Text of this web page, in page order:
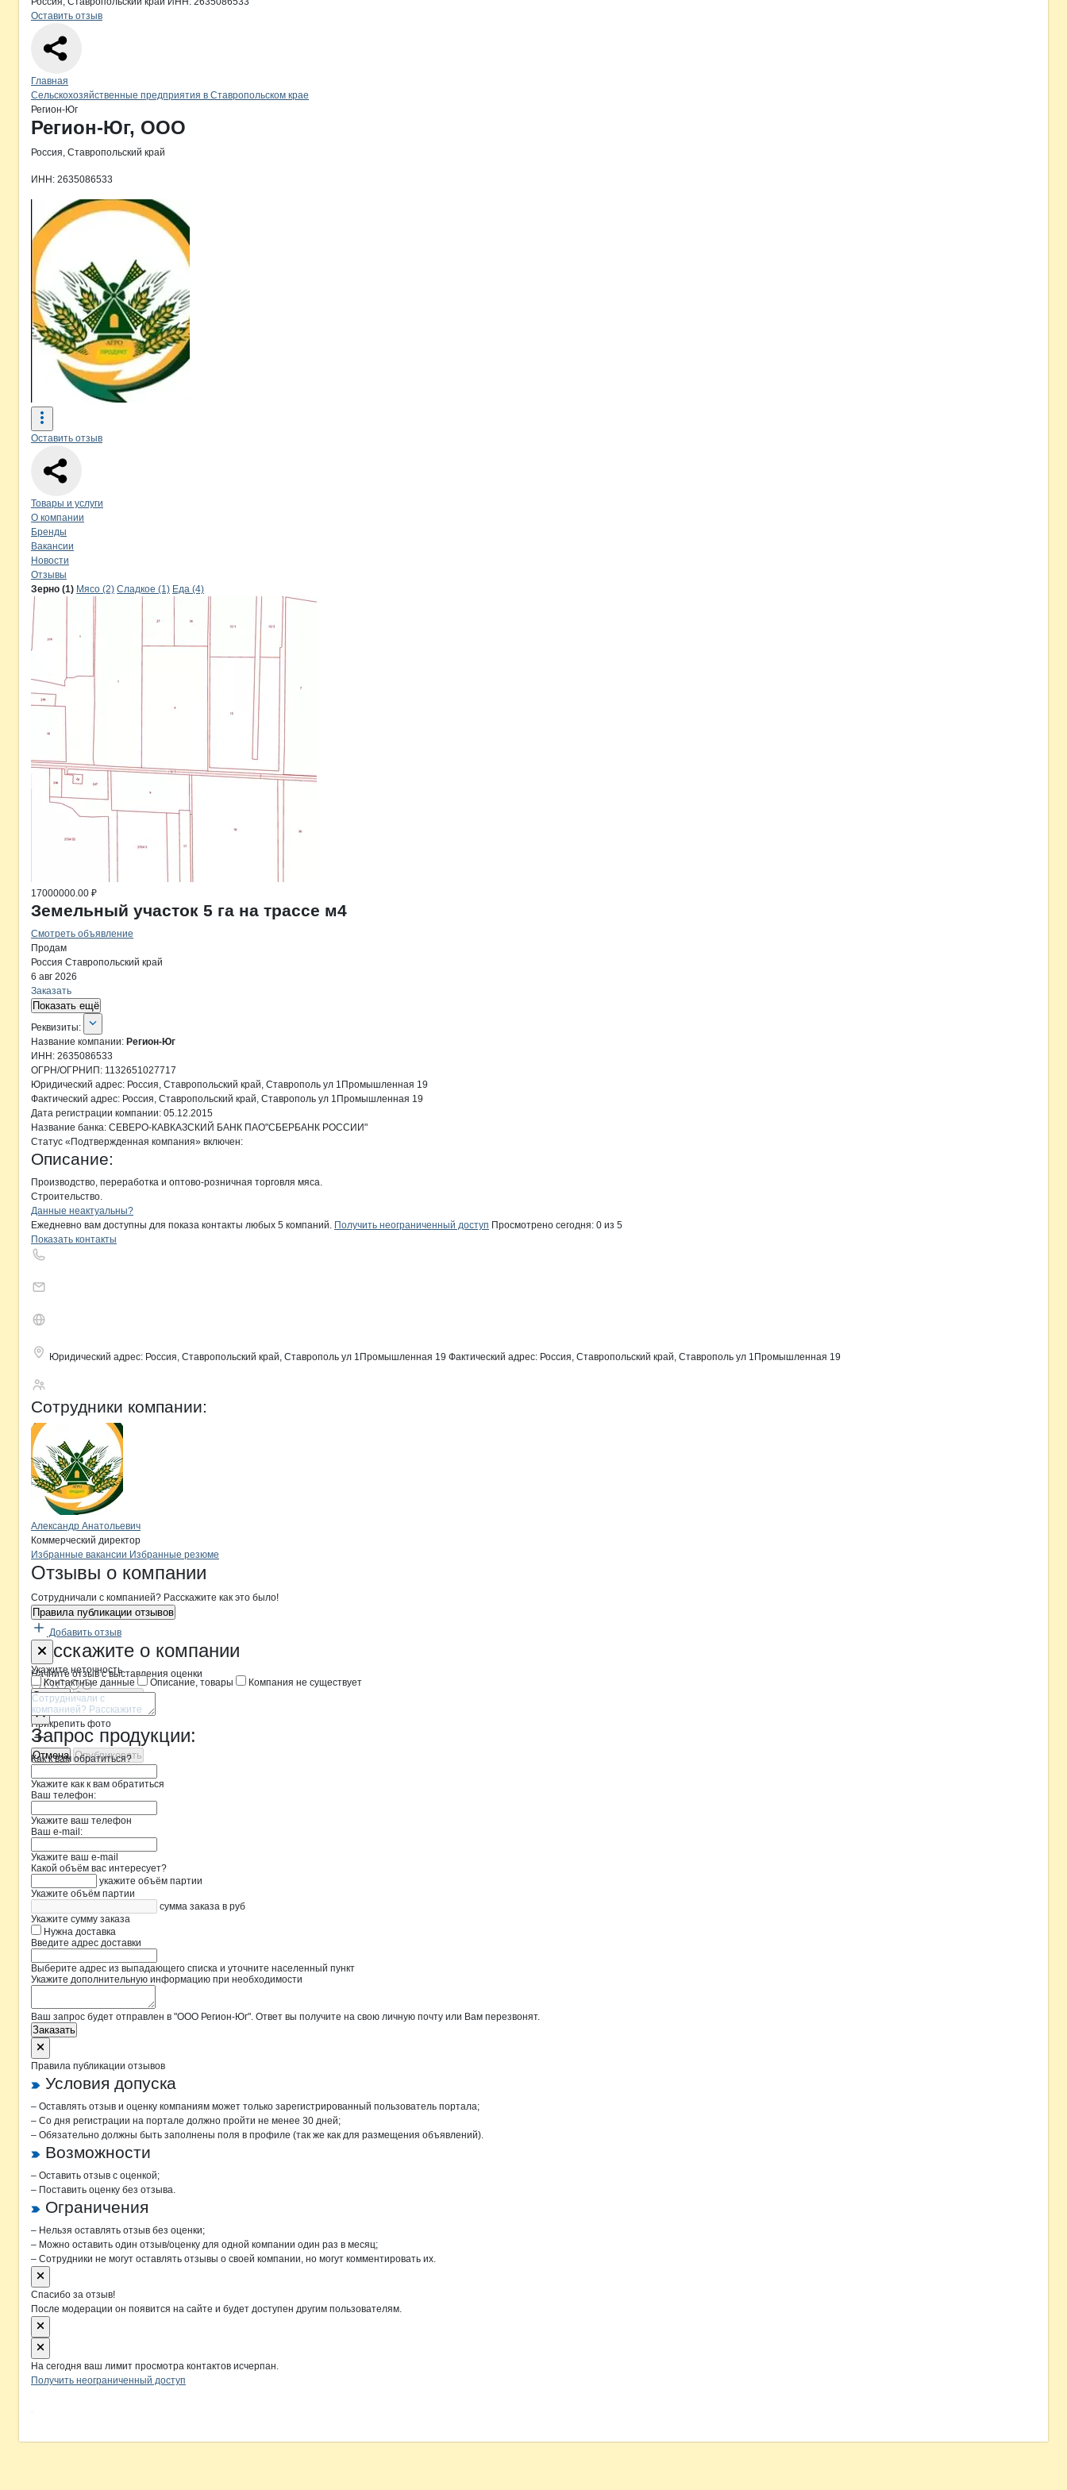
Оставить отзыв
Навигация по сайту
Главная
Сельскохозяйственные предприятия в Ставропольском крае
Регион-Юг
Основная информация о компании
Регион-Юг, ООО
Россия, Ставропольский край
ИНН: 2635086533
Оставить отзыв
Навигация по странице
Товары и услуги
О компании
Бренды
Вакансии
Новости
Отзывы
ПродукцияРегион-Юг, ООО
Навигация по продуктам
Зерно (1) Мясо (2) Сладкое (1) Еда (4)
17000000.00 ₽
Земельный участок 5 га на трассе м4
Смотреть объявление
Продам
Россия Ставропольский край
6 авг 2026
Заказать
Показать ещё
О компании
Реквизиты
Реквизиты:
Название компании: Регион-Юг
ИНН: 2635086533
ОГРН/ОГРНИП: 1132651027717
Юридический адрес: Россия, Ставропольский край, Ставрополь ул 1Промышленная 19
Фактический адрес: Россия, Ставропольский край, Ставрополь ул 1Промышленная 19
Дата регистрации компании: 05.12.2015
Название банка: СЕВЕРО-КАВКАЗСКИЙ БАНК ПАО"СБЕРБАНК РОССИИ"
Статус «Подтвержденная компания» включен:
Описание:
Производство, переработка и оптово-розничная торговля мяса.
Строительство.
Контактыкомпании
+7(800)000-00-..
Данные неактуальны?
Ежедневно вам доступны для показа контакты любых 5 компаний. Получить неограниченный доступ Просмотрено сегодня: 0 из 5
Показать контакты
Юридический адрес: Россия, Ставропольский край, Ставрополь ул 1Промышленная 19 Фактический адрес: Россия, Ставропольский край, Ставрополь ул 1Промышленная 19
Сотрудники компании:
Александр Анатольевич
Коммерческий директор
Брендыкомпани Регион-Юг
Вакансии вРегион-Юг
Избранные вакансии Избранные резюме
Новости oРегион-Юг, ООО
Отзывы о компании
Сотрудничали с компанией? Расскажите как это было!
Правила публикации отзывов
Добавить отзыв
Расскажите о компании
Начните отзыв с выставления оценки
Прикрепить фото
Отмена Опубликовать
Форма обратной связи о неточностях на странице
Укажите неточность
Контактные данные
Описание, товары Компания не существует
Отмена Опубликовать
Запрос продукции:
Как к вам обратиться?
Укажите как к вам обратиться
Ваш телефон:
Укажите ваш телефон
Ваш e-mail:
Укажите ваш e-mail
Какой объём вас интересует?
укажите объём партии
Укажите объём партии
сумма заказа в руб
Укажите сумму заказа
Нужна доставка
Введите адрес доставки
Выберите адрес из выпадающего списка и уточните населенный пункт
Укажите дополнительную информацию при необходимости
Ваш запрос будет отправлен в "ООО Регион-Юг". Ответ вы получите на свою личную почту или Вам перезвонят.
Заказать
Правила публикации отзывов
Условия допуска
– Оставлять отзыв и оценку компаниям может только зарегистрированный пользователь портала;
– Со дня регистрации на портале должно пройти не менее 30 дней;
– Обязательно должны быть заполнены поля в профиле (так же как для размещения объявлений).
Возможности
– Оставить отзыв с оценкой;
– Поставить оценку без отзыва.
Ограничения
– Нельзя оставлять отзыв без оценки;
– Можно оставить один отзыв/оценку для одной компании один раз в месяц;
– Сотрудники не могут оставлять отзывы о своей компании, но могут комментировать их.
Спасибо за отзыв!
После модерации он появится на сайте и будет доступен другим пользователям.
На сегодня ваш лимит просмотра контактов исчерпан.
Получить неограниченный доступ